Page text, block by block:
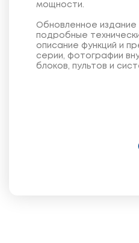
мощности.
Обновленное издание
подробные
описание функций и
серии, фотографии
блоков, пультов и